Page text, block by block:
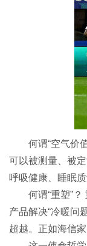
何谓“空气价
可以被测量、被
呼吸健康、睡眠
何谓“重塑”
产品解决“冷暖问
超越。正如海信